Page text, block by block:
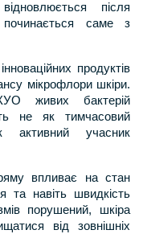
після
саме з
продуктів
мікрофлори шкіри.
живих бактерій
не як тимчасовий
активний учасник
впливає на стан
та навіть швидкість
порушений, шкіра
від зовнішніх